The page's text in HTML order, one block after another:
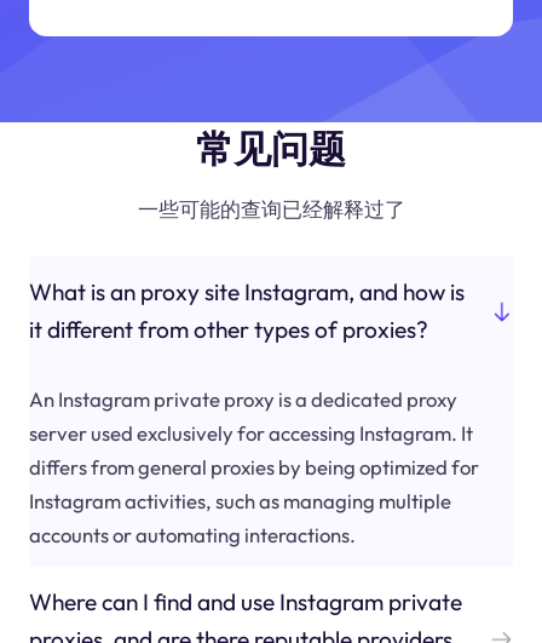
常见问题
一些可能的查询已经解释过了
What is an proxy site Instagram, and how is
it different from other types of proxies?
An Instagram private proxy is a dedicated proxy
server used exclusively for accessing Instagram. It
differs from general proxies by being optimized for
Instagram activities, such as managing multiple
accounts or automating interactions.
Where can I find and use Instagram private